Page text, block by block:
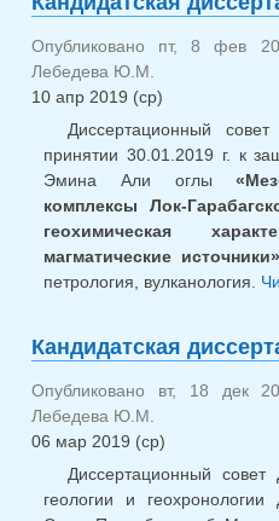
Опубликовано пт, 8 фев
Лебедева Ю.М.
10 апр 2019 (ср)
Диссертационный
принятии 30.01.2019 г. к
Эмина Али оглы
комплексы Лок-
геохимическая
магматические источники»
петрология, вулканология.
Кандидатская
Опубликовано вт, 18 дек
Лебедева Ю.М.
06 мар 2019 (ср)
Диссертационный
геологии и